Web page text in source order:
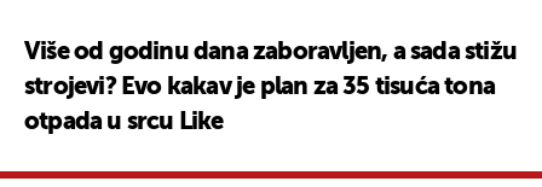
Više od godinu dana zaboravljen, a sada stižu
strojevi? Evo kakav je plan za 35 tisuća tona
otpada u srcu Like